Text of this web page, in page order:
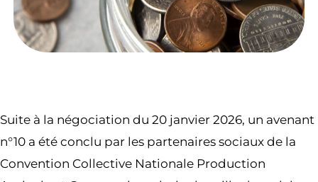
Suite à la négociation du 20 janvier 2026, un avenant
n°10 a été conclu par les partenaires sociaux de la
Convention Collective Nationale Production